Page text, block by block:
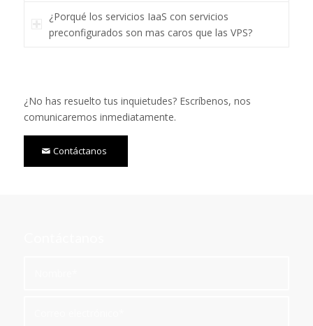
¿Porqué los servicios IaaS con servicios
preconfigurados son mas caros que las VPS?
¿No has resuelto tus inquietudes? Escríbenos, nos
comunicaremos inmediatamente.
Contáctanos